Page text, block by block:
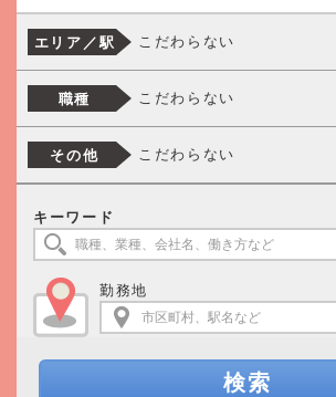
エリア／駅 こだわらない
職種 こだわらない
その他 こだわらない
キーワード
勤務地
検索